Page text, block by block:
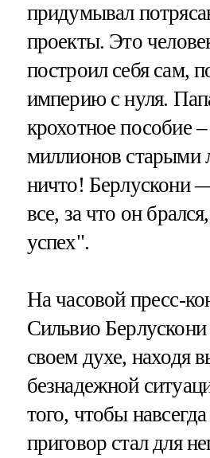
придумывал
проекты. Это
построил себя сам,
империю с нуля.
крохотное пособие
миллионов старыми
ничто! Берлускони
все, за что он
успех".
На часовой пресс-
Сильвио Берлускони
своем духе, находя
безнадежной
того, чтобы
приговор стал для